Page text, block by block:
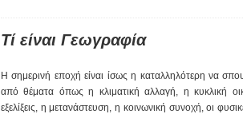
Τί είναι Γεωγραφία
Η σημερινή εποχή είναι ίσως η καταλληλότερη να
από θέματα όπως η κλιματική αλλαγή, η κυκλική
εξελίξεις, η μετανάστευση, η κοινωνική συνοχή, οι